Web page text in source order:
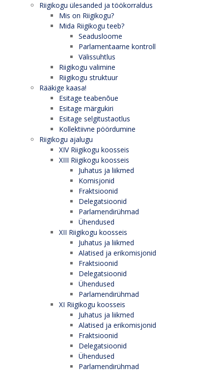
Riigikogu ülesanded ja töökorraldus
Mis on Riigikogu?
Mida Riigikogu teeb?
Seadusloome
Parlamentaarne kontroll
Välissuhtlus
Riigikogu valimine
Riigikogu struktuur
Rääkige kaasa!
Esitage teabenõue
Esitage märgukiri
Esitage selgitustaotlus
Kollektiivne pöördumine
Riigikogu ajalugu
XIV Riigikogu koosseis
XIII Riigikogu koosseis
Juhatus ja liikmed
Komisjonid
Fraktsioonid
Delegatsioonid
Parlamendirühmad
Ühendused
XII Riigikogu koosseis
Juhatus ja liikmed
Alatised ja erikomisjonid
Fraktsioonid
Delegatsioonid
Ühendused
Parlamendirühmad
XI Riigikogu koosseis
Juhatus ja liikmed
Alatised ja erikomisjonid
Fraktsioonid
Delegatsioonid
Ühendused
Parlamendirühmad